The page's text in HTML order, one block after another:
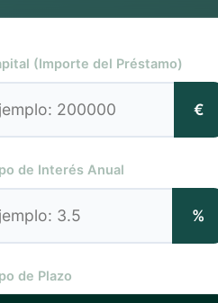
(Importe del Préstamo)
€
de Interés Anual
%
de Plazo